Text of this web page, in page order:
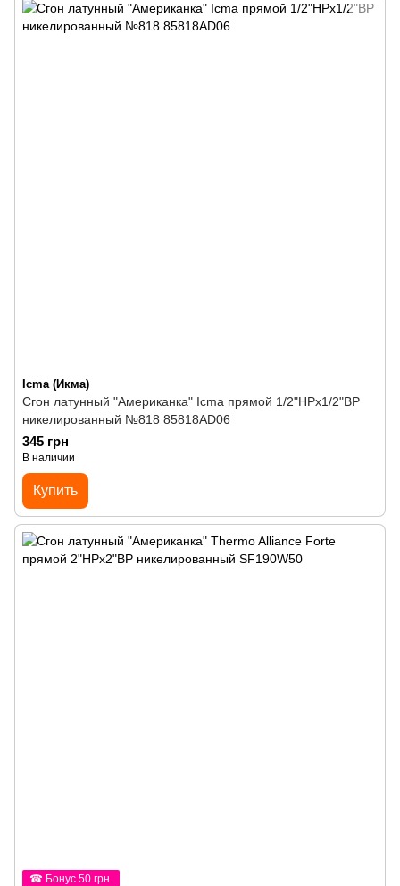
Icma (Икма)
Сгон латунный "Американка" Icma прямой 1/2"НРх1/2"ВР
никелированный №818 85818AD06
345 грн
В наличии
Купить
☎ Бонус 50 грн.